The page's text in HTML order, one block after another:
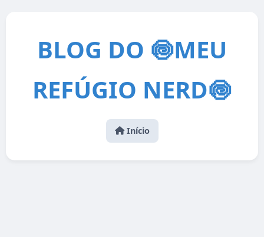
BLOG DO 🍥MEU
REFÚGIO NERD🍥
Início